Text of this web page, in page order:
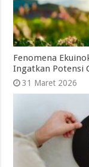
Fenomena
Ingatkan Potensi
31 Maret 2026